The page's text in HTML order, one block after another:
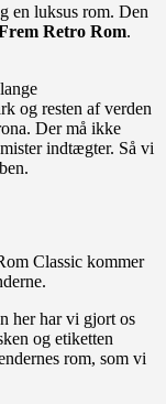
en luksus rom. Den
Retro Rom.
og resten af verden
Der må ikke
indtægter. Så vi
Classic kommer
her har vi gjort os
og etiketten
rom, som vi